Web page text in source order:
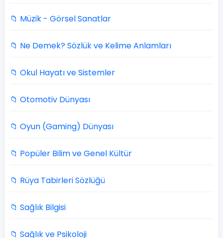
📁 Müzik - Görsel Sanatlar
📁 Ne Demek? Sözlük ve Kelime Anlamları
📁 Okul Hayatı ve Sistemler
📁 Otomotiv Dünyası
📁 Oyun (Gaming) Dünyası
📁 Popüler Bilim ve Genel Kültür
📁 Rüya Tabirleri Sözlüğü
📁 Sağlık Bilgisi
📁 Sağlık ve Psikoloji